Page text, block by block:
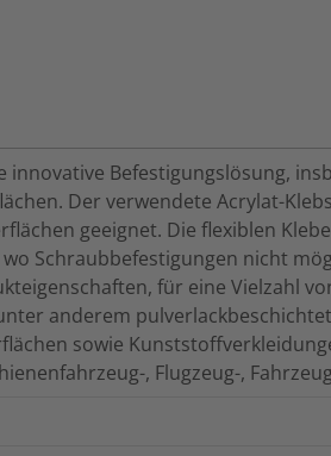
innovative Befestigungslösung,
Der verwendete Acrylat-
geeignet. Die flexiblen
Schraubbefestigungen nicht
für eine Vielzahl
anderem
sowie
, Flugzeug-,